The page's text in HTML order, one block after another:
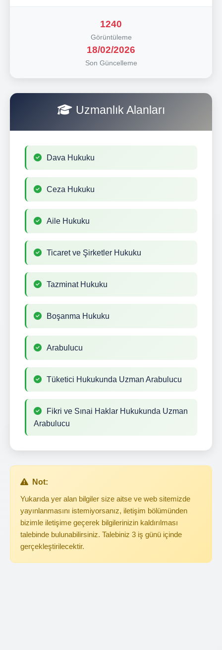
1240
Görüntüleme
18/02/2026
Son Güncelleme
Uzmanlık Alanları
Dava Hukuku
Ceza Hukuku
Aile Hukuku
Ticaret ve Şirketler Hukuku
Tazminat Hukuku
Boşanma Hukuku
Arabulucu
Tüketici Hukukunda Uzman Arabulucu
Fikri ve Sınai Haklar Hukukunda Uzman
Arabulucu
Not:
Yukarıda yer alan bilgiler size aitse ve web sitemizde
yayınlanmasını istemiyorsanız, iletişim bölümünden
bizimle iletişime geçerek bilgilerinizin kaldırılması
talebinde bulunabilirsiniz. Talebiniz 3 iş günü içinde
gerçekleştirilecektir.